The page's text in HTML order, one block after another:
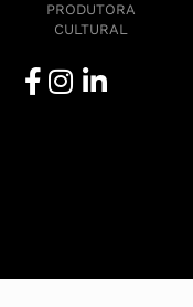
PRODUTORA
CULTURAL